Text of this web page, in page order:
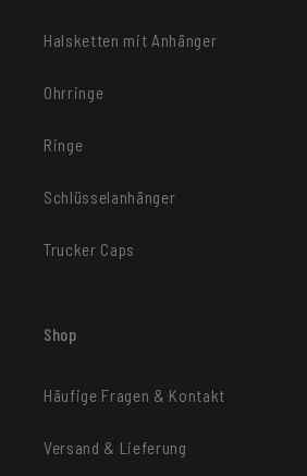
Halsketten mit Anhänger
Ohrringe
Ringe
Schlüsselanhänger
Trucker Caps
Shop
Häufige Fragen & Kontakt
Versand & Lieferung